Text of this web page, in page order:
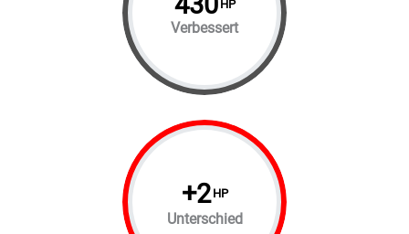
HP
Verbessert
+2 HP
Unterschied